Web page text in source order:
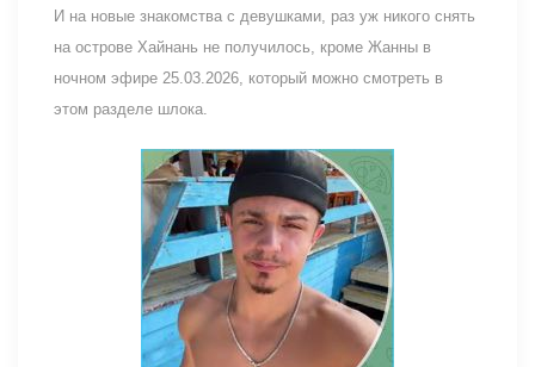
И на новые знакомства с девушками, раз уж никого снять
на острове Хайнань не получилось, кроме Жанны в
ночном эфире 25.03.2026, который можно смотреть в
этом разделе шлока.